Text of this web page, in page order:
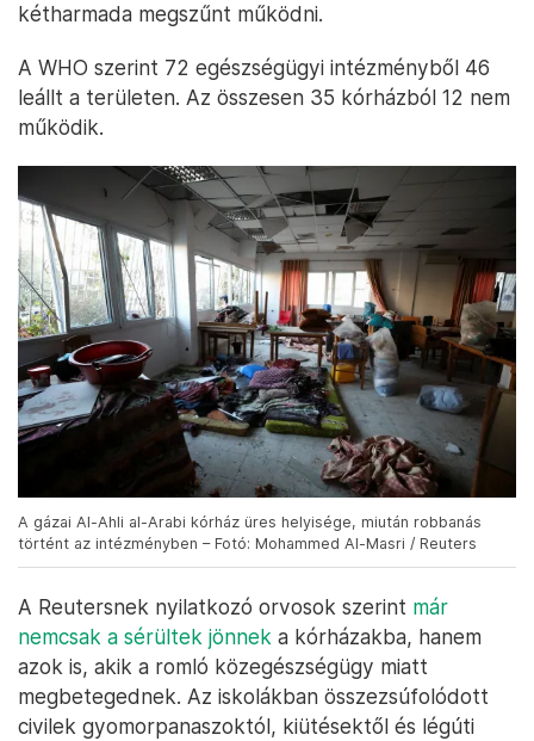
kétharmada megszűnt működni.
A WHO szerint 72 egészségügyi intézményből 46
leállt a területen. Az összesen 35 kórházból 12 nem
működik.
A gázai Al-Ahli al-Arabi kórház üres helyisége, miután robbanás
történt az intézményben – Fotó: Mohammed Al-Masri / Reuters
A Reutersnek nyilatkozó orvosok szerint már
nemcsak a sérültek jönnek a kórházakba, hanem
azok is, akik a romló közegészségügy miatt
megbetegednek. Az iskolákban összezsúfolódott
civilek gyomorpanaszoktól, kiütésektől és légúti